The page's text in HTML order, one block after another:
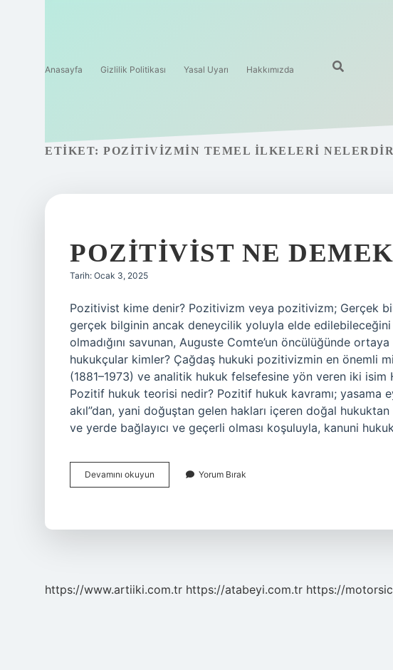
Anasayfa Gizlilik Politikası Yasal Uyarı Hakkımızda
ETIKET: POZITIVIZMIN TEMEL ILKELERI NELERDIR
POZITIVIST NE
Tarih: Ocak 3, 2025
Pozitivist kime denir? Pozitivizm veya pozitivizm; Gerçek
gerçek bilginin ancak deneycilik yoluyla elde
olmadığını savunan, Auguste Comte’un öncülüğünde
hukukçular kimler? Çağdaş hukuki pozitivizmin en önemli
(1881–1973) ve analitik hukuk felsefesine yön veren iki isim
Pozitif hukuk teorisi nedir? Pozitif hukuk kavramı; yasama
akıl”dan, yani doğuştan gelen hakları içeren doğal
ve yerde bağlayıcı ve geçerli olması koşuluyla, kanuni
Devamını okuyun Pozitivist
Ne
Yorum Bırak
https://www.artiiki.com.tr https://atabeyi.com.tr https://